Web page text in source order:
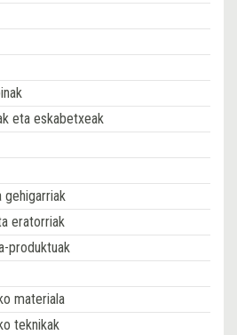
eta eskabetxeak
gehigarriak
eratorriak
produktuak
materiala
teknikak